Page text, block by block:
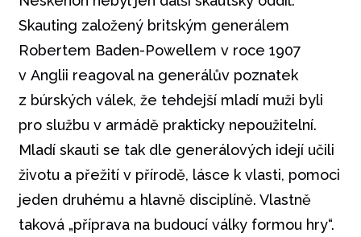
Skauting založený britským generálem
Robertem Baden-Powellem v roce 1907
v Anglii reagoval na generálův poznatek
z búrských válek, že tehdejší mladí muži byli
pro službu v armádě prakticky nepoužitelní.
Mladí skauti se tak dle generálových idejí učili
životu a přežití v přírodě, lásce k vlasti, pomoci
jeden druhému a hlavně disciplíně. Vlastně
taková „příprava na budoucí války formou hry“.